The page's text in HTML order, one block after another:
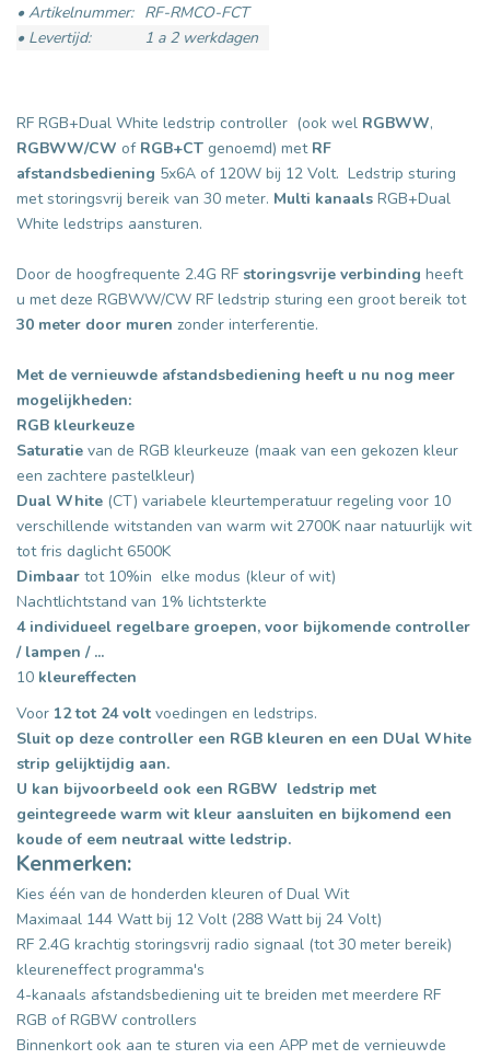
• Artikelnummer: RF-RMCO-FCT
• Levertijd:
1 a 2 werkdagen
RF RGB+Dual White ledstrip controller (ook wel RGBWW,
RGBWW/CW ofRGB+CT genoemd) met RF
afstandsbediening 5x6A of 120W bij 12 Volt. Ledstrip sturing
met storingsvrij bereik van 30 meter. Multi kanaals RGB+Dual
White ledstrips aansturen.
Door de hoogfrequente 2.4G RF storingsvrije verbinding heeft
u met deze RGBWW/CW RF ledstrip sturing een groot bereik tot
30 meter door muren zonder interferentie.
Met de vernieuwde afstandsbediening heeft u nu nog meer
mogelijkheden:
RGB kleurkeuze
Saturatie van de RGB kleurkeuze (maak van een gekozen kleur
een zachtere pastelkleur)
Dual White (CT) variabele kleurtemperatuur regeling voor 10
verschillende witstanden van warm wit 2700K naar natuurlijk wit
tot fris daglicht 6500K
Dimbaar tot 10%in elke modus (kleur of wit)
Nachtlichtstand van 1% lichtsterkte
4 individueel regelbare groepen, voor bijkomende controller
/ lampen / ...
10 kleureffecten
Voor 12 tot 24 volt voedingen en ledstrips.
Sluit op deze controller een RGB kleuren en een DUal White
strip gelijktijdig aan.
U kan bijvoorbeeld ook een RGBW ledstrip met
geintegreede warm wit kleur aansluiten en bijkomend een
koude of eem neutraal witte ledstrip.
Kenmerken:
Kies één van de honderden kleuren of Dual Wit
Maximaal 144 Watt bij 12 Volt (288 Watt bij 24 Volt)
RF 2.4G krachtig storingsvrij radio signaal (tot 30 meter bereik)
kleureneffect programma's
4-kanaals afstandsbediening uit te breiden met meerdere RF
RGB of RGBW controllers
Binnenkort ook aan te sturen via een APP met de vernieuwde